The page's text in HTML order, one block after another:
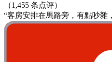
（1,455 条点评）
“客房安排在馬路旁，有點吵雜